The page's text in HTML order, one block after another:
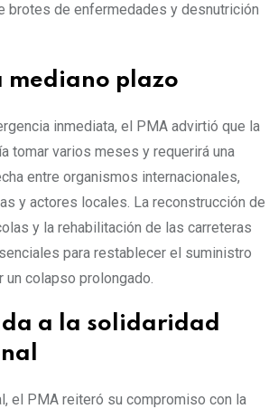
brotes de enfermedades y desnutrición
mediano plazo
inmediata, el PMA advirtió que la
tomar varios meses y requerirá una
entre organismos internacionales,
y actores locales. La reconstrucción de
y la rehabilitación de las carreteras
para restablecer el suministro
un colapso prolongado.
a la solidaridad
el PMA reiteró su compromiso con la